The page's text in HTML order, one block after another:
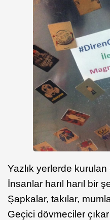
Yazlık yerlerde kurulan
İnsanlar harıl harıl bir
Şapkalar, takılar,
Geçici dövmeciler